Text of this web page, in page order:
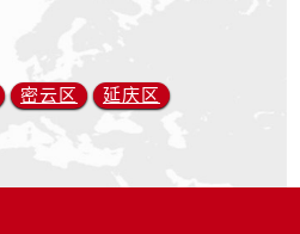
密云区 延庆区